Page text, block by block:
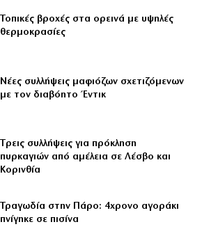
Τοπικές βροχές στα ορεινά με υψηλές
θερμοκρασίες
Νέες συλλήψεις μαφιόζων σχετιζόμενων
με τον διαβόητο Έντικ
Tρεις συλλήψεις για πρόκληση
πυρκαγιών από αμέλεια σε Λέσβο και
Κορινθία
Τραγωδία στην Πάρο: 4χρονο αγοράκι
πνίγηκε σε πισίνα